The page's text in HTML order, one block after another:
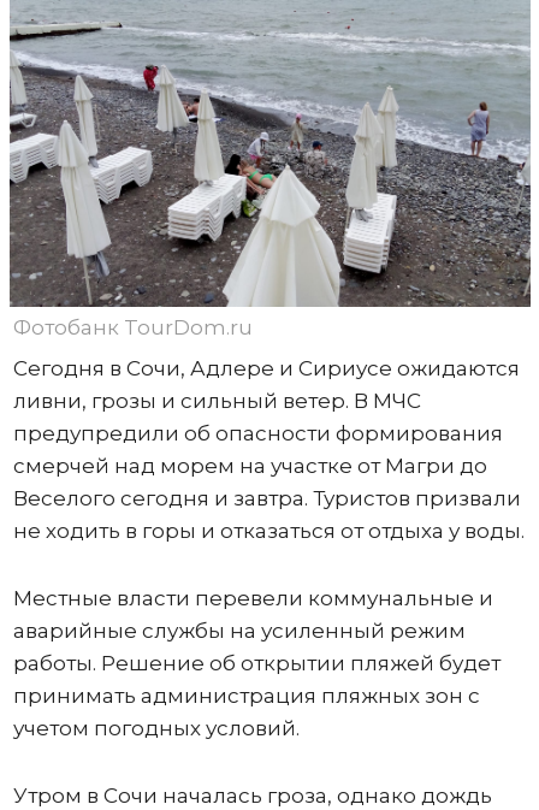
Фотобанк TourDom.ru
Сегодня в Сочи, Адлере и Сириусе ожидаются
ливни, грозы и сильный ветер. В МЧС
предупредили об опасности формирования
смерчей над морем на участке от Магри до
Веселого сегодня и завтра. Туристов призвали
не ходить в горы и отказаться от отдыха у воды.
Местные власти перевели коммунальные и
аварийные службы на усиленный режим
работы. Решение об открытии пляжей будет
принимать администрация пляжных зон с
учетом погодных условий.
Утром в Сочи началась гроза, однако дождь